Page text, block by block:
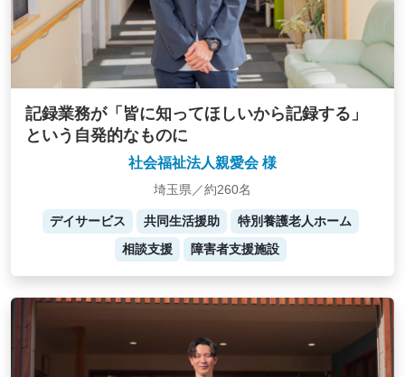
記録業務が「皆に知ってほしいから記録する」
という自発的なものに
社会福祉法人親愛会 様
埼玉県／約260名
デイサービス 共同生活援助
特別養護老人ホーム
相談支援
障害者支援施設